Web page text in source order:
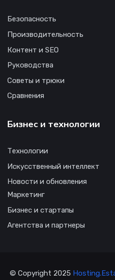
Безопасность
Производительность
Контент и SEO
Руководства
Советы и трюки
Сравнения
Бизнес и технологии
Технологии
Искусственный интеллект
Новости и обновления
Маркетинг
Бизнес и стартапы
Агентства и партнеры
© Copyright 2025